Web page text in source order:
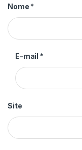
Nome *
E-mail *
Site